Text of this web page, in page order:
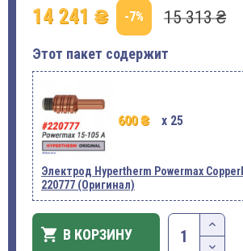
14 241 ₴ -7% 15 313 ₴
Этот пакет содержит
Электрод Hypertherm Powermax
220777 (Оригинал)
600 ₴ x 25
 В КОРЗИНУ